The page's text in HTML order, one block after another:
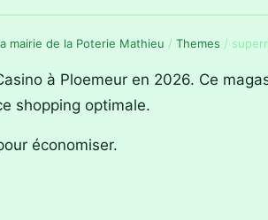
mairie de la Poterie Mathieu / Themes /
à Ploemeur en 2026. Ce
shopping optimale.
économiser.